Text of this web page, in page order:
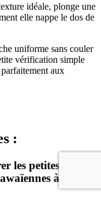
idéale, plonge une
elle nappe le dos de
uniforme sans couler
vérification simple
aux
:
les petites
à